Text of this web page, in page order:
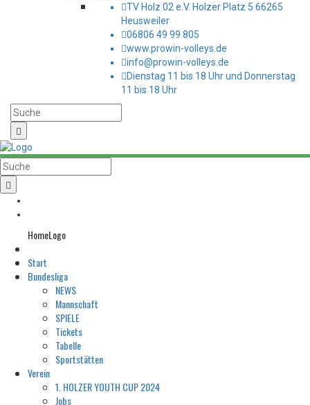
TV Holz 02 e.V. Holzer Platz 5 66265
Heusweiler
06806 49 99 805
www.prowin-volleys.de
info@prowin-volleys.de
Dienstag 11 bis 18 Uhr und Donnerstag
11 bis 18 Uhr
HomeLogo
Start
Bundesliga
NEWS
Mannschaft
SPIELE
Tickets
Tabelle
Sportstätten
Verein
1. HOLZER YOUTH CUP 2024
Jobs